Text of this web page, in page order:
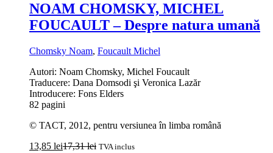
NOAM CHOMSKY, MICHEL
FOUCAULT – Despre natura umană
Chomsky Noam, Foucault Michel
Autori: Noam Chomsky, Michel Foucault
Traducere: Dana Domsodi şi Veronica Lazăr
Introducere: Fons Elders
82 pagini
© TACT, 2012, pentru versiunea în limba română
13,85 lei17,31lei TVA inclus